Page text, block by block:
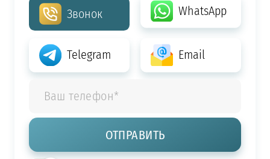
Звонок WhatsApp
Telegram Email